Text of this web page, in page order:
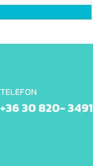
TELEFON
+36 30 820- 3491